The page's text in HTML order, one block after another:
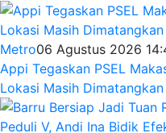
Metro06 Agustus 2026
Appi Tegaskan PSEL
Lokasi Masih Dimatangkan